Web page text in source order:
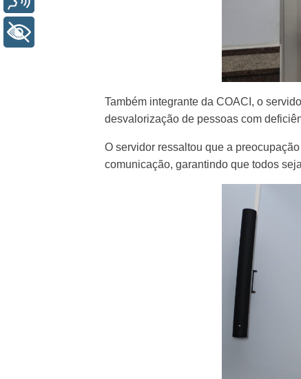
Também integrante da COACI, o
desvalorização de pessoas com
O servidor ressaltou que a
comunicação, garantindo que todos